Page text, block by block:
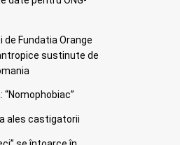
de Fundatia Orange
sustinute de
ales castigatorii